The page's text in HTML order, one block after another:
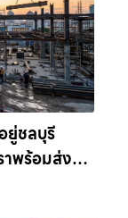
ยู่ชลบุรี
าพร้อมส่งรถ